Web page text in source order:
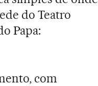
do Teatro
Papa:
com